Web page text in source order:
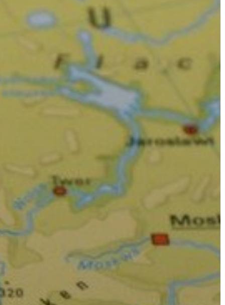
VÁROSUNKRÓL
HASZNOS
KVÍZ
A
PÉNZÜGYEI
KÖLTSÉGVETÉSI